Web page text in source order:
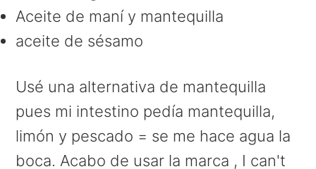
Aceite de maní y mantequilla
aceite de sésamo
Usé una alternativa de mantequilla
pues mi intestino pedía mantequilla,
limón y pescado = se me hace agua la
boca. Acabo de usar la marca , I can't